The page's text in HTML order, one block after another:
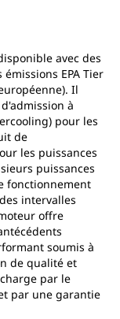
avec des
EPA Tier
Il
à
pour les
de
les puissances
puissances
fonctionnement
intervalles
offre
soumis à
de qualité et
par le
par une garantie